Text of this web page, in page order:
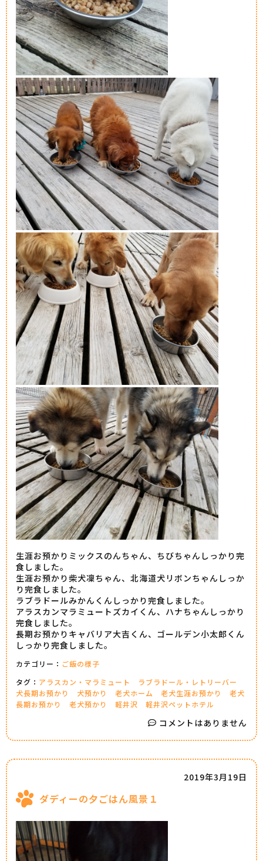
生涯お預かりミックスのんちゃん、ちびちゃんしっかり完
食しました。
生涯お預かり柴犬凜ちゃん、北海道犬リボンちゃんしっか
り完食しました。
ラブラドールみかんくんしっかり完食しました。
アラスカンマラミュートズカイくん、ハナちゃんしっかり
完食しました。
長期お預かりキャバリア大吉くん、ゴールデン小太郎くん
しっかり完食しました。
カテゴリー： ご飯の様子
タグ： アラスカン・マラミュート
ラブラドール・レトリーバー
犬長期お預かり
犬預かり 老犬ホーム 老犬生涯お預かり
老犬
長期お預かり
老犬預かり 軽井沢 軽井沢ペットホテル
コメントはありません
ダディーの夕ごはん風景１
2019年3月19日